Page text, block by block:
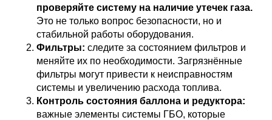
проверяйте систему на наличие утечек газа.
Это не только вопрос безопасности, но и
стабильной работы оборудования.
Фильтры: следите за состоянием фильтров и
меняйте их по необходимости. Загрязнённые
фильтры могут привести к неисправностям
системы и увеличению расхода топлива.
Контроль состояния баллона и редуктора:
важные элементы системы ГБО, которые